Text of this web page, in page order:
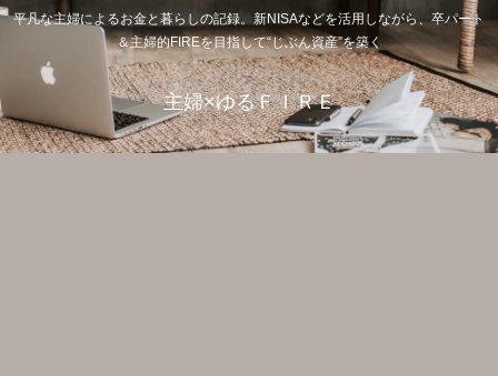
平凡な主婦によるお金と暮らしの記録。新NISAなどを活用しながら、卒パート
＆主婦的FIREを目指して“じぶん資産”を築く
主婦×ゆるＦＩＲＥ